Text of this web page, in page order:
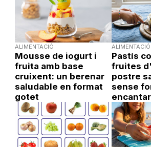
ALIMENTACIÓ
Mousse de iogurt i
fruita amb base
cruixent: un berenar
saludable en format
gotet
ALIMENTACIÓ
Pastís
fruites
postre
sense